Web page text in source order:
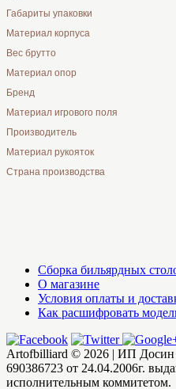
Габариты упаковки
Материал корпуса
Вес брутто
Материал опор
Бренд
Материал игрового поля
Производитель
Материал рукояток
Страна производства
Сборка бильярдных
О магазине
Условия оплаты и
Как расшифровать
Artofbilliard © 2026 | ИП
690386723 от 24.04.2006г.
исполнительным коммитетом.